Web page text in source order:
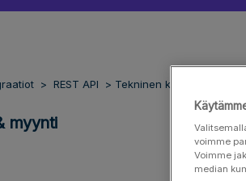
REST API Tekninen kuvaus
myynti
voimme
Voimme
median